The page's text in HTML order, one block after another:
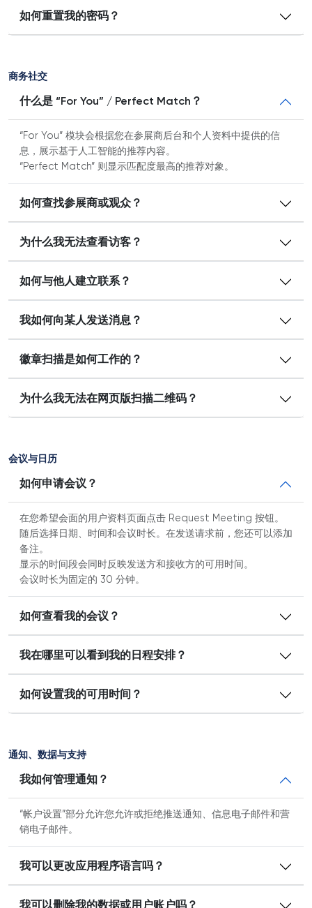
如何重置我的密码？
商务社交
什么是 “For You” / Perfect Match？
“For You” 模块会根据您在参展商后台和个人资料中提供的信
息，展示基于人工智能的推荐内容。
“Perfect Match” 则显示匹配度最高的推荐对象。
如何查找参展商或观众？
为什么我无法查看访客？
如何与他人建立联系？
我如何向某人发送消息？
徽章扫描是如何工作的？
为什么我无法在网页版扫描二维码？
会议与日历
如何申请会议？
在您希望会面的用户资料页面点击 Request Meeting 按钮。
随后选择日期、时间和会议时长。在发送请求前，您还可以添加
备注。
显示的时间段会同时反映发送方和接收方的可用时间。
会议时长为固定的 30 分钟。
如何查看我的会议？
我在哪里可以看到我的日程安排？
如何设置我的可用时间？
通知、数据与支持
我如何管理通知？
“帐户设置”部分允许您允许或拒绝推送通知、信息电子邮件和营
销电子邮件。
我可以更改应用程序语言吗？
我可以删除我的数据或用户账户吗？